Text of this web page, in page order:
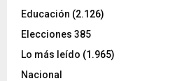
Educación (2.126)
Elecciones 385
Lo más leído (1.965)
Nacional